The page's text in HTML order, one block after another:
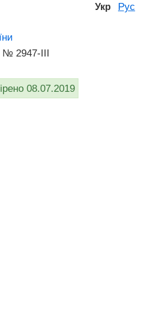
Укр Рус
№ 2947-III
08.07.2019